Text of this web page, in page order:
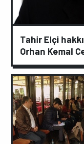
Tahir Elçi
Orhan Kemal